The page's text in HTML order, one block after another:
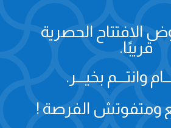
الافتتاح الحصرية
قريبًا.
وانتـــم بخيـــر.
ومتفوتش الفرصة !